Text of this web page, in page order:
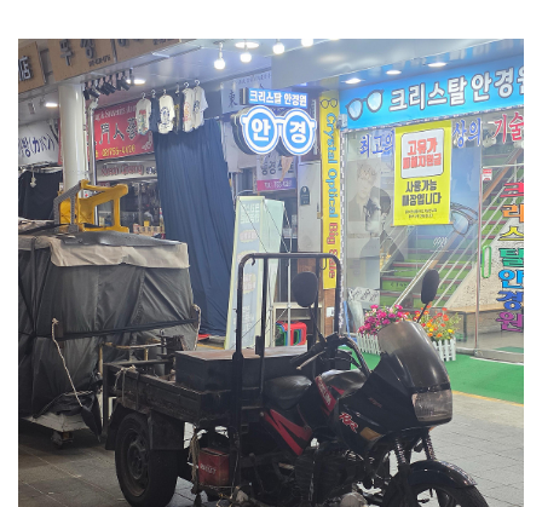
Seoul Tag 1
Seoul Tag 2
Seoul Tag 2.1
Seoul Tag 3
Seoul Tag 4
Seoul - Busan
Busan